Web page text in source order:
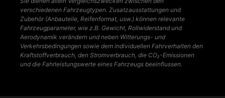
verschiedenen Fahrzeugtypen. Zusatzausstattungen und
Zubehör (Anbauteile, Reifenformat, usw.) können relevante
Fahrzeugparameter, wie z.B. Gewicht, Rollwiderstand und
Aerodynamik verändern und neben Witterungs- und
Verkehrsbedingungen sowie dem individuellen Fahrverhalten den
Kraftstoffverbrauch, den Stromverbrauch, die CO₂-Emissionen
und die Fahrleistungswerte eines Fahrzeugs beeinflussen.